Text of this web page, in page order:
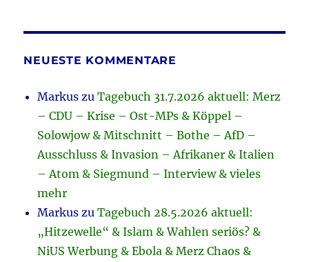
NEUESTE KOMMENTARE
Markus zuTagebuch 31.7.2026 aktuell: Merz
– CDU – Krise – Ost-MPs & Köppel –
Solowjow & Mitschnitt – Bothe – AfD –
Ausschluss & Invasion – Afrikaner & Italien
– Atom & Siegmund – Interview & vieles
mehr
Markus zuTagebuch 28.5.2026 aktuell:
„Hitzewelle“ & Islam & Wahlen seriös? &
NiUS Werbung & Ebola & Merz Chaos &